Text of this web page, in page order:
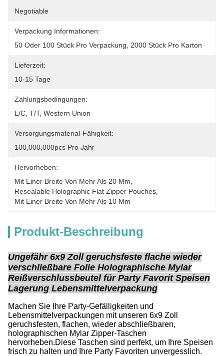
Negotiable
Verpackung Informationen:
50 Oder 100 Stück Pro Verpackung, 2000 Stück Pro Karton
Lieferzeit:
10-15 Tage
Zahlungsbedingungen:
L/C, T/T, Western Union
Versorgungsmaterial-Fähigkeit:
100,000,000pcs Pro Jahr
Hervorheben:
Mit Einer Breite Von Mehr Als 20 Mm
Resealable Holographic Flat Zipper Pouches
Mit Einer Breite Von Mehr Als 10 Mm
Produkt-Beschreibung
Ungefähr 6x9 Zoll geruchsfeste flache wieder
verschließbare Folie Holographische Mylar
Reißverschlussbeutel für Party Favorit Speisen
Lagerung Lebensmittelverpackung
Machen Sie Ihre Party-Gefälligkeiten und
Lebensmittelverpackungen mit unseren 6x9 Zoll
geruchsfesten, flachen, wieder abschließbaren,
holographischen Mylar Zipper-Taschen
hervorheben.Diese Taschen sind perfekt, um Ihre Speisen
frisch zu halten und Ihre Party Favoriten unvergesslich.